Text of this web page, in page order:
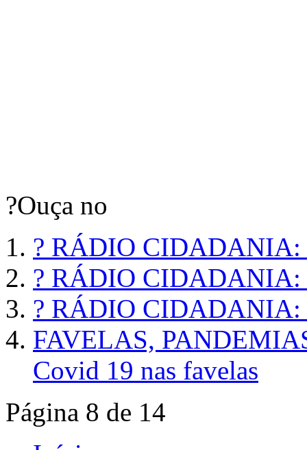
?Ouça no
? RÁDIO CIDADANIA:
? RÁDIO CIDADANIA:
? RÁDIO CIDADANIA:
FAVELAS,
Covid 19 nas favelas
Página 8 de 14